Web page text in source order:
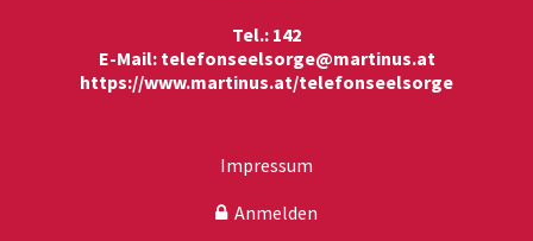
Tel.: 142
E-Mail: telefonseelsorge@martinus.at
https://www.martinus.at/telefonseelsorge
Impressum
Anmelden